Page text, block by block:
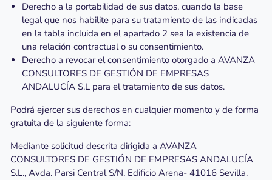
Derecho a la portabilidad de sus datos, cuando la base
legal que nos habilite para su tratamiento de las indicadas
en la tabla incluida en el apartado 2 sea la existencia de
una relación contractual o su consentimiento.
Derecho a revocar el consentimiento otorgado a AVANZA
CONSULTORES DE GESTIÓN DE EMPRESAS
ANDALUCÍA S.L para el tratamiento de sus datos.
Podrá ejercer sus derechos en cualquier momento y de forma
gratuita de la siguiente forma:
Mediante solicitud descrita dirigida a AVANZA
CONSULTORES DE GESTIÓN DE EMPRESAS ANDALUCÍA
S.L., Avda. Parsi Central S/N, Edificio Arena- 41016 Sevilla.